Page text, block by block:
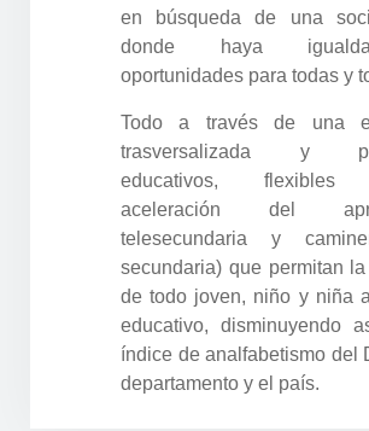
en búsqueda de una
donde haya
oportunidades para todas y
Todo a través de una
trasversalizada y
educativos, flexibles
aceleración del
telesecundaria y
secundaria) que permitan
de todo joven, niño y niña
educativo, disminuyendo
índice de analfabetismo del
departamento y el país.